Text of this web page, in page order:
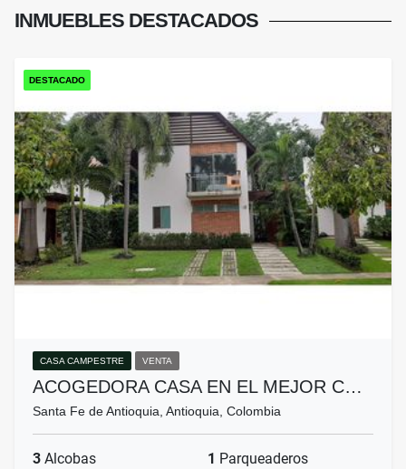
INMUEBLES DESTACADOS
DESTACADO
CASA CAMPESTRE VENTA
ACOGEDORA CASA EN EL MEJOR C…
Santa Fe de Antioquia, Antioquia, Colombia
3 Alcobas 1 Parqueaderos